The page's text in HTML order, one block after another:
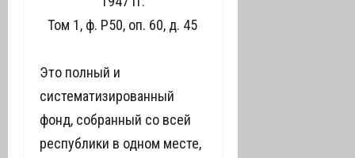
Том 1, ф. Р50, оп. 60, д. 45
Это полный и
систематизированный
фонд, собранный со всей
республики в одном месте,